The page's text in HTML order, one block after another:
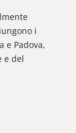
i
e Padova,
e del